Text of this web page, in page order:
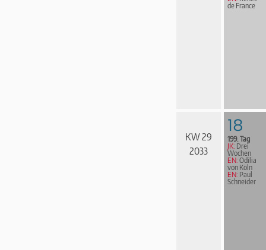
de France
KW 29
2033
18
199. Tag
JK: Drei
Wochen
EN: Odilia
von Köln
EN: Paul
Schneider